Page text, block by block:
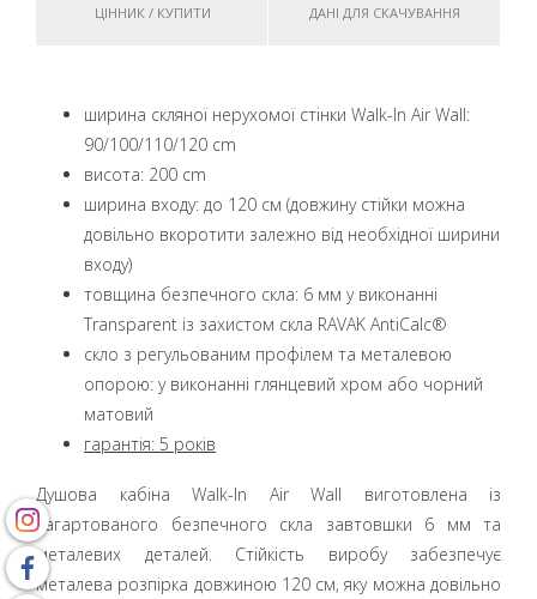
ЦІННИК / КУПИТИ ДАНІ ДЛЯ СКАЧУВАННЯ
ширина скляної нерухомої стінки Walk-In Air Wall:
90/100/110/120 cm
висота: 200 cm
ширина входу: до 120 см (довжину стійки можна
довільно вкоротити залежно від необхідної ширини
входу)
товщина безпечного скла: 6 мм у виконанні
Transparent із захистом скла RAVAK AntiCalc®
скло з регульованим профілем та металевою
опорою: у виконанні глянцевий хром або чорний
матовий
гарантія: 5 років
Душова кабіна Walk-In Air Wall виготовлена із
загартованого безпечного скла завтовшки 6 мм та
металевих деталей. Стійкість виробу забезпечує
металева розпірка довжиною 120 см, яку можна довільно